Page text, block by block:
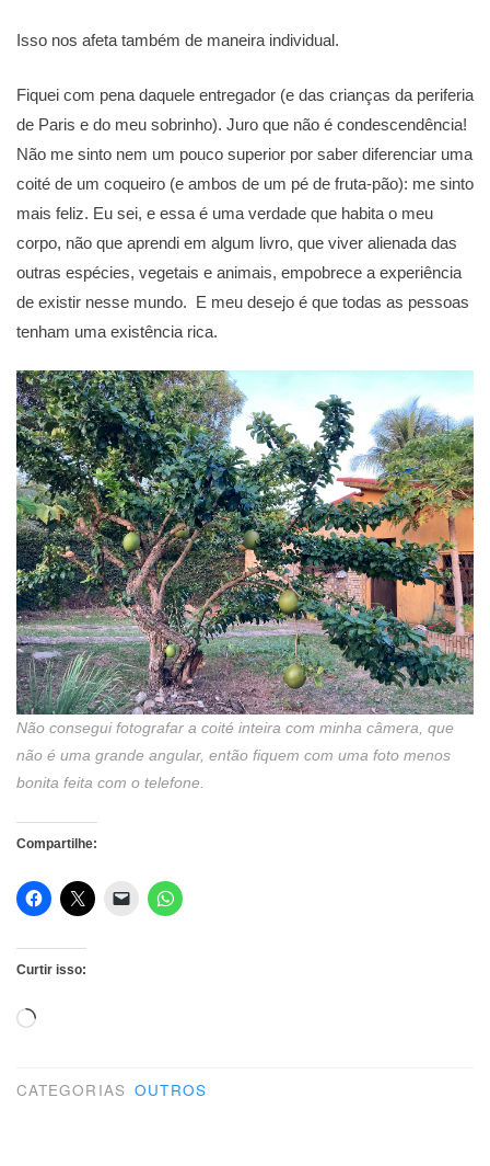
Isso nos afeta também de maneira individual.
Fiquei com pena daquele entregador (e das crianças da periferia
de Paris e do meu sobrinho). Juro que não é condescendência!
Não me sinto nem um pouco superior por saber diferenciar uma
coité de um coqueiro (e ambos de um pé de fruta-pão): me sinto
mais feliz. Eu sei, e essa é uma verdade que habita o meu
corpo, não que aprendi em algum livro, que viver alienada das
outras espécies, vegetais e animais, empobrece a experiência
de existir nesse mundo. E meu desejo é que todas as pessoas
tenham uma existência rica.
Não consegui fotografar a coité inteira com minha câmera, que
não é uma grande angular, então fiquem com uma foto menos
bonita feita com o telefone.
Compartilhe:
Curtir isso:
Carregando...
CATEGORIAS OUTROS